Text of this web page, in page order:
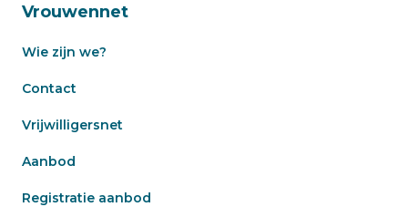
Vrouwennet
Wie zijn we?
Contact
Vrijwilligersnet
Aanbod
Registratie aanbod